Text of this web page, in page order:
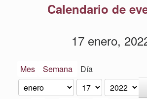
Calendario de
17 enero,
Mes Semana Día
Mes
Día
Año